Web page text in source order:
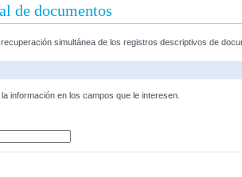
de documentos
simultánea de los registros descriptivos de
información en los campos que le interesen.